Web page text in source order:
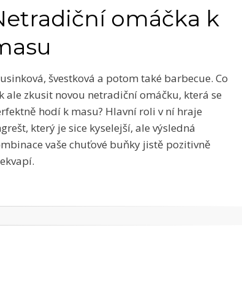
omáčka k
švestková a potom také barbecue. Co
ale zkusit novou netradiční omáčku, která se
hodí k masu? Hlavní roli v ní hraje
který je sice kyselejší, ale výsledná
vaše chuťové buňky jistě pozitivně